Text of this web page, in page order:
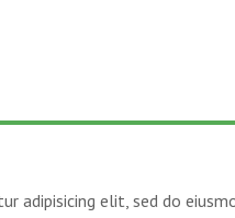
adipisicing elit, sed do